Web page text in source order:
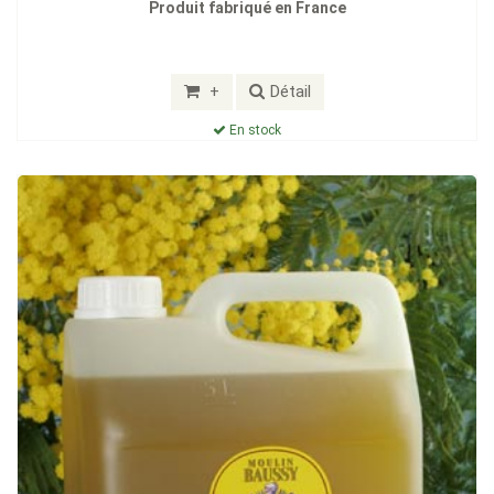
Produit fabriqué en France
+ Détail
En stock